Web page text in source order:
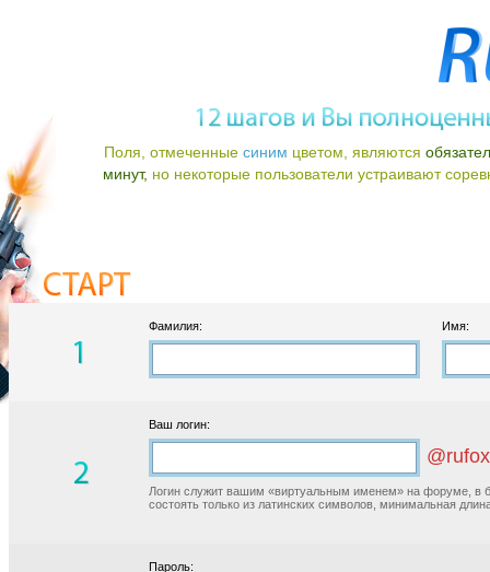
Поля, отмеченные синим цветом, являются
минут, но некоторые пользователи устраивают
Фамилия: Имя:
Ваш логин:
Логин служит вашим «виртуальным именем» на форуме, в
состоять только из латинских символов, минимальная
Пароль: